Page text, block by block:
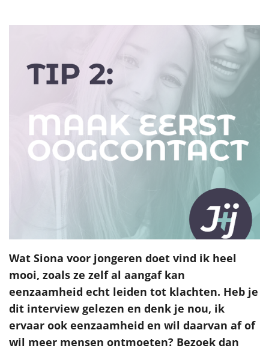
Wat Siona voor jongeren doet vind ik heel
mooi, zoals ze zelf al aangaf kan
eenzaamheid echt leiden tot klachten. Heb je
dit interview gelezen en denk je nou, ik
ervaar ook eenzaamheid en wil daarvan af of
wil meer mensen ontmoeten? Bezoek dan